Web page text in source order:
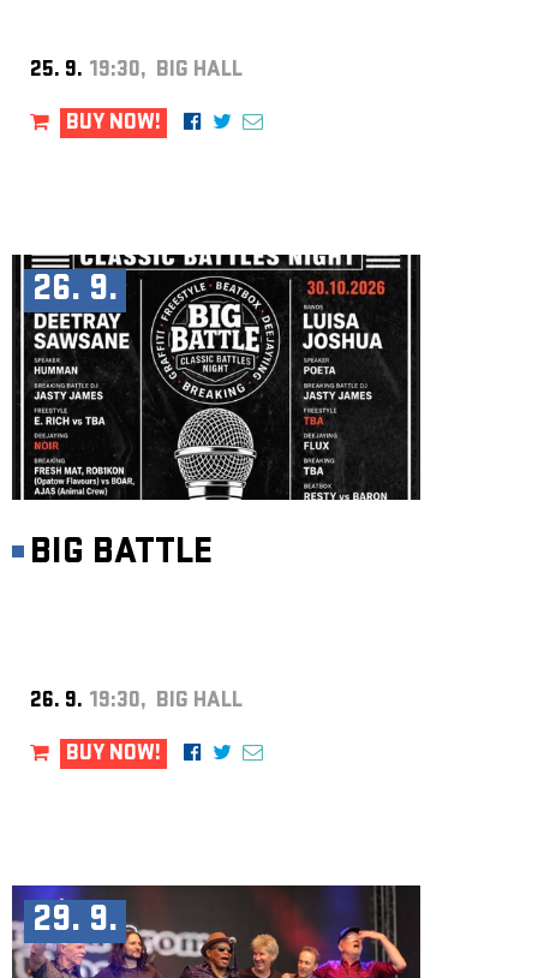
25. 9. 19:30, BIG HALL
BUY NOW!
26. 9.
BIG BATTLE
26. 9. 19:30, BIG HALL
BUY NOW!
29. 9.